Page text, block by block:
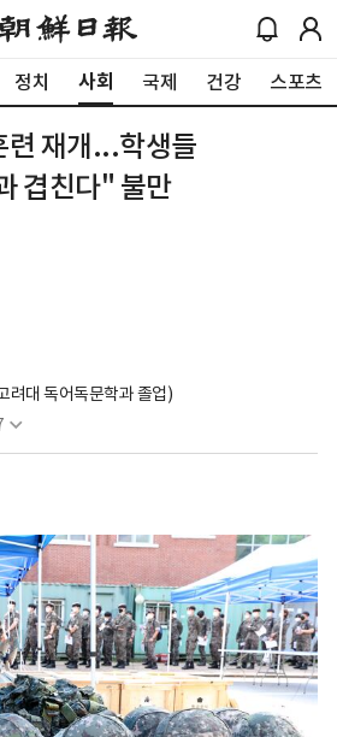
정치 사회 국제 건강 스포츠
련 재개...학생들
겹친다" 불만
려대 독어독문학과 졸업)